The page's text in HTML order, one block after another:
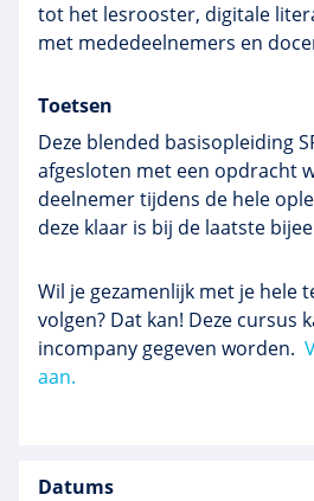
tot het lesrooster, digitale
met mededeelnemers en
Toetsen
Deze blended basisopleiding
afgesloten met een opdracht
deelnemer tijdens de hele
deze klaar is bij de laatste
Wil je gezamenlijk met je hele
volgen? Dat kan! Deze cursus
incompany gegeven worden.
aan.
Datums